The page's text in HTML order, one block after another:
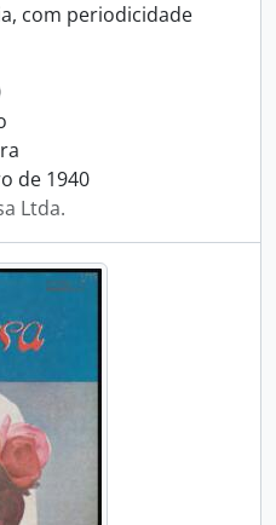
com periodicidade
de 1940
Ltda.